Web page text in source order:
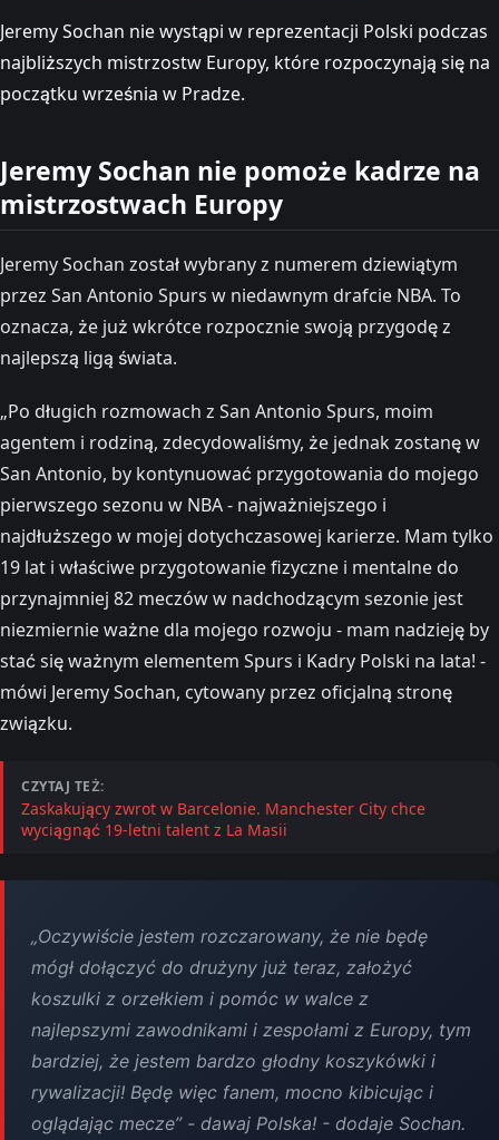
Jeremy Sochan nie wystąpi w reprezentacji Polski podczas
najbliższych mistrzostw Europy, które rozpoczynają się na
początku września w Pradze.
Jeremy Sochan nie pomoże kadrze na
mistrzostwach Europy
Jeremy Sochan został wybrany z numerem dziewiątym
przez San Antonio Spurs w niedawnym drafcie NBA. To
oznacza, że już wkrótce rozpocznie swoją przygodę z
najlepszą ligą świata.
„Po długich rozmowach z San Antonio Spurs, moim
agentem i rodziną, zdecydowaliśmy, że jednak zostanę w
San Antonio, by kontynuować przygotowania do mojego
pierwszego sezonu w NBA - najważniejszego i
najdłuższego w mojej dotychczasowej karierze. Mam tylko
19 lat i właściwe przygotowanie fizyczne i mentalne do
przynajmniej 82 meczów w nadchodzącym sezonie jest
niezmiernie ważne dla mojego rozwoju - mam nadzieję by
stać się ważnym elementem Spurs i Kadry Polski na lata! -
mówi Jeremy Sochan, cytowany przez oficjalną stronę
związku.
CZYTAJ TEŻ:
Zaskakujący zwrot w Barcelonie. Manchester City chce
wyciągnąć 19-letni talent z La Masii
„Oczywiście jestem rozczarowany, że nie będę
mógł dołączyć do drużyny już teraz, założyć
koszulki z orzełkiem i pomóc w walce z
najlepszymi zawodnikami i zespołami z Europy, tym
bardziej, że jestem bardzo głodny koszykówki i
rywalizacji! Będę więc fanem, mocno kibicując i
oglądając mecze” - dawaj Polska! - dodaje Sochan.